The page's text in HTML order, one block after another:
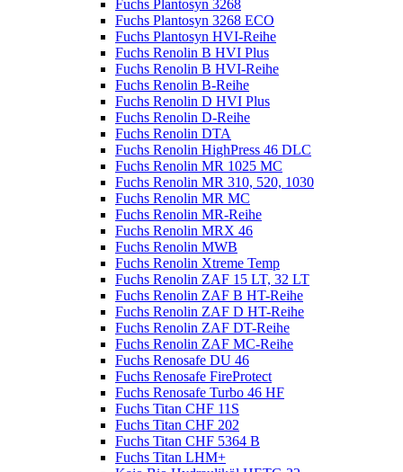
Fuchs Plantosyn 3268
Fuchs Plantosyn 3268 ECO
Fuchs Plantosyn HVI-Reihe
Fuchs Renolin B HVI Plus
Fuchs Renolin B HVI-Reihe
Fuchs Renolin B-Reihe
Fuchs Renolin D HVI Plus
Fuchs Renolin D-Reihe
Fuchs Renolin DTA
Fuchs Renolin HighPress 46 DLC
Fuchs Renolin MR 1025 MC
Fuchs Renolin MR 310, 520, 1030
Fuchs Renolin MR MC
Fuchs Renolin MR-Reihe
Fuchs Renolin MRX 46
Fuchs Renolin MWB
Fuchs Renolin Xtreme Temp
Fuchs Renolin ZAF 15 LT, 32 LT
Fuchs Renolin ZAF B HT-Reihe
Fuchs Renolin ZAF D HT-Reihe
Fuchs Renolin ZAF DT-Reihe
Fuchs Renolin ZAF MC-Reihe
Fuchs Renosafe DU 46
Fuchs Renosafe FireProtect
Fuchs Renosafe Turbo 46 HF
Fuchs Titan CHF 11S
Fuchs Titan CHF 202
Fuchs Titan CHF 5364 B
Fuchs Titan LHM+